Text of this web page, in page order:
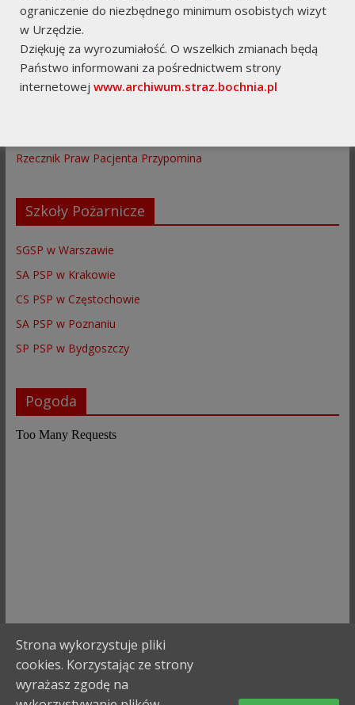
EPUAP
BIP KP PSP Bochnia
Numer Alarmowy 112
ZOP ZOSP RP w Bochni
Rzecznik Praw Pacjenta Przypomina
Szkoły Pożarnicze
SGSP w Warszawie
SA PSP w Krakowie
CS PSP w Częstochowie
SA PSP w Poznaniu
SP PSP w Bydgoszczy
Pogoda
ograniczenie do niezbędnego minimum osobistych wizyt
w Urzędzie.
Dziękuję za wyrozumiałość. O wszelkich zmianach będą
Państwo informowani za pośrednictwem strony
internetowej www.archiwum.straz.bochnia.pl
Strona wykorzystuje pliki
cookies. Korzystając ze strony
wyrażasz zgodę na